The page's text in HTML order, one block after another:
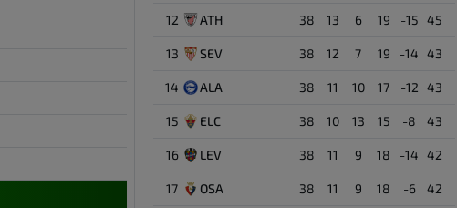
1 Luiz Junior
2 Αμυντικός
11 Alfonso Gonzales
12 ATH 38 13 6 19 -15 45
13 SEV 38 12 7 19 -14 43
14 ALA 38 11 10 17 -12 43
15 ELC 38 10 13 15 -8 43
16 LEV 38 11 9 18 -14 42
17 OSA 38 11 9 18 -6 42